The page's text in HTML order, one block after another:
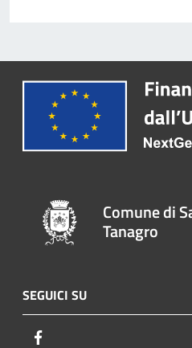
Comune di
Tanagro
SEGUICI SU